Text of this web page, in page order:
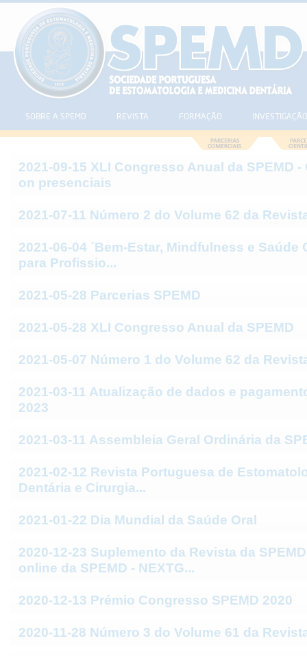
SOBRE A SPEMD REVISTA FORMAÇÃO INVESTIGAÇÃO
2021-09-15 XLI Congresso Anual da SPEMD
on presenciais
2021-07-11 Número 2 do Volume 62 da
2021-06-04 ´Bem-Estar, Mindfulness e Saúde
para Profissio...
2021-05-28 Parcerias SPEMD
2021-05-28 XLI Congresso Anual da SPEMD
2021-05-07 Número 1 do Volume 62 da
2021-03-11 Atualização de dados e
2023
2021-03-11 Assembleia Geral Ordinária da
2021-02-12 Revista Portuguesa de
Dentária e Cirurgia...
2021-01-22 Dia Mundial da Saúde Oral
2020-12-23 Suplemento da Revista da
online da SPEMD - NEXTG...
2020-12-13 Prémio Congresso SPEMD 2020
2020-11-28 Número 3 do Volume 61 da